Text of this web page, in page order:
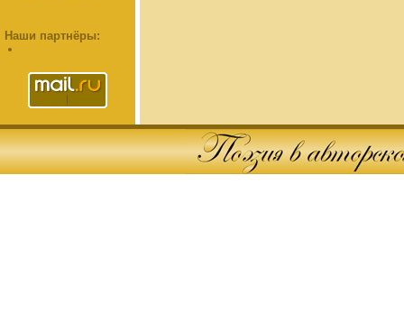
Наши партнёры: